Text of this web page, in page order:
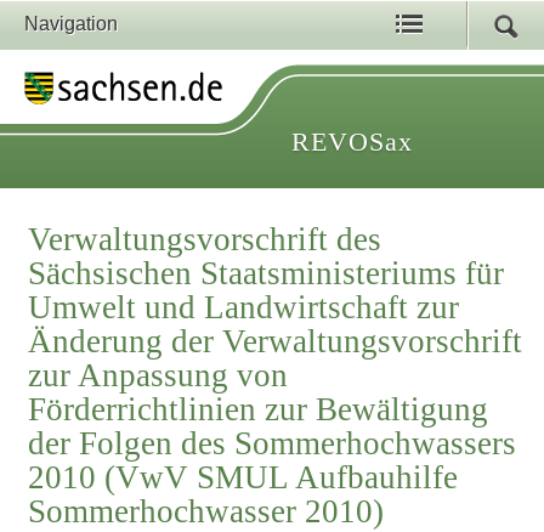
Navigation
REVOSax
Verwaltungsvorschrift des
Sächsischen Staatsministeriums für
Umwelt und Landwirtschaft zur
Änderung der Verwaltungsvorschrift
zur Anpassung von
Förderrichtlinien zur Bewältigung
der Folgen des Sommerhochwassers
2010 (VwV SMUL Aufbauhilfe
Sommerhochwasser 2010)